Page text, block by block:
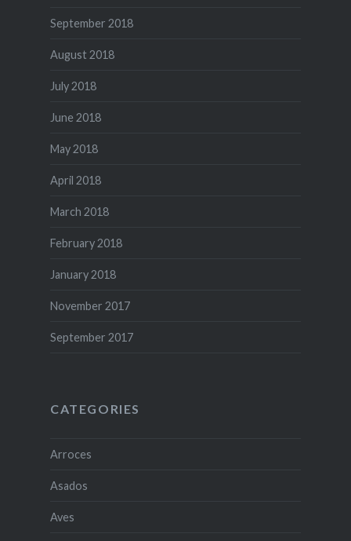
September 2018
August 2018
July 2018
June 2018
May 2018
April 2018
March 2018
February 2018
January 2018
November 2017
September 2017
CATEGORIES
Arroces
Asados
Aves